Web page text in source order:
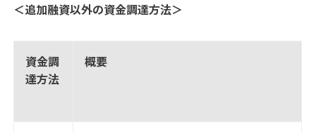
＜追加融資以外の資金調達方法＞
資金調
達方法
概要